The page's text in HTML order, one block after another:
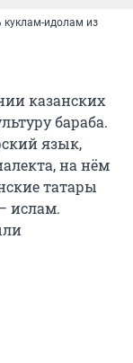
идолам из
казанских
бараба.
язык,
на нём
татары
ислам.